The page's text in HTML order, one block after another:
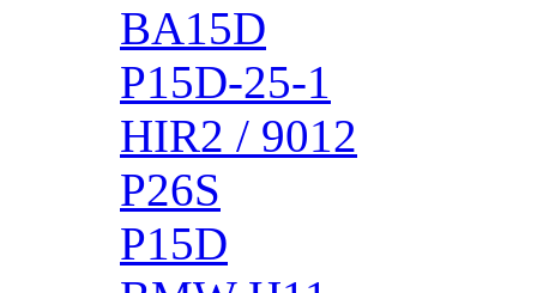
BA15D
P15D-25-1
HIR2 / 9012
P26S
P15D